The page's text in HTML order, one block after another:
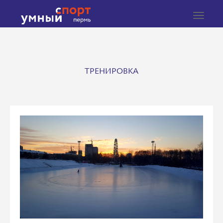
Toggle
ТРЕНИРОВКА